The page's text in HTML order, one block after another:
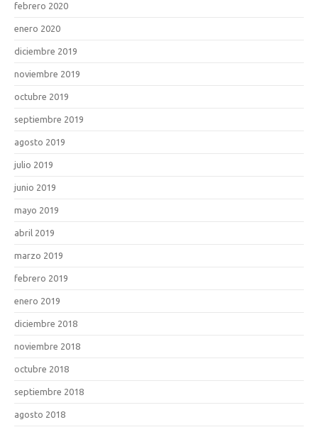
febrero 2020
enero 2020
diciembre 2019
noviembre 2019
octubre 2019
septiembre 2019
agosto 2019
julio 2019
junio 2019
mayo 2019
abril 2019
marzo 2019
febrero 2019
enero 2019
diciembre 2018
noviembre 2018
octubre 2018
septiembre 2018
agosto 2018